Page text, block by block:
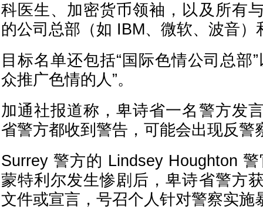
科医生、加密货币领袖，以及所有
的公司总部（如 IBM、微软、波音）
目标名单还包括“国际色情公司总部
众推广色情的人”。
加通社报道称，卑诗省一名警方发
省警方都收到警告，可能会出现反警
Surrey 警方的 Lindsey Houghton
蒙特利尔发生惨剧后，卑诗省警方
文件或宣言，号召个人针对警察实施